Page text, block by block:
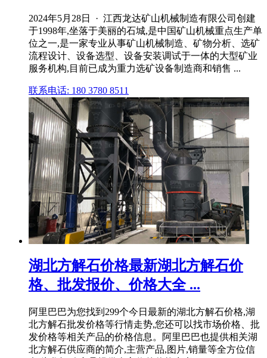
2024年5月28日 · 江西龙达矿山机械制造有限公司创建
于1998年,坐落于美丽的石城,是中国矿山机械重点生产单
位之一,是一家专业从事矿山机械制造、矿物分析、选矿
流程设计、设备选型、设备安装调试于一体的大型矿业
服务机构,目前已成为重力选矿设备制造商和销售 ...
联系电话: 180 3780 8511
湖北方解石价格最新湖北方解石价
格、批发报价、价格大全 ...
阿里巴巴为您找到299个今日最新的湖北方解石价格,湖
北方解石批发价格等行情走势,您还可以找市场价格、批
发价格等相关产品的价格信息。阿里巴巴也提供相关湖
北方解石供应商的简介,主营产品,图片,销量等全方位信